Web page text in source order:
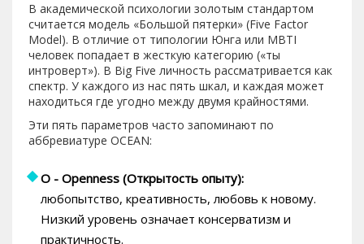
В академической психологии золотым стандартом
считается модель «Большой пятерки» (Five Factor
Model). В отличие от типологии Юнга или MBTI
человек попадает в жесткую категорию («ты
интроверт»). В Big Five личность рассматривается как
спектр. У каждого из нас пять шкал, и каждая может
находиться где угодно между двумя крайностями.
Эти пять параметров часто запоминают по
аббревиатуре OCEAN:
O - Openness (Открытость опыту):
любопытство, креативность, любовь к новому.
Низкий уровень означает консерватизм и
практичность.